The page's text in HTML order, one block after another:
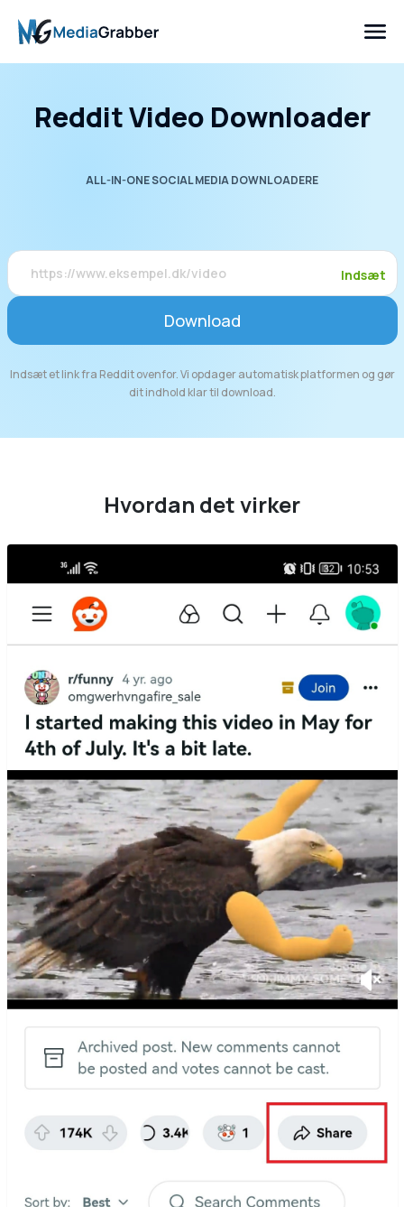
Reddit Video Downloader
ALL-IN-ONE SOCIAL MEDIA DOWNLOADERE
Indsæt
Download
Indsæt et link fra Reddit ovenfor. Vi opdager automatisk platformen og gør
dit indhold klar til download.
Hvordan det virker